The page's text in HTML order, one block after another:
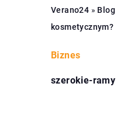
Verano24 » Blog
kosmetycznym?
Biznes
szerokie-ramy